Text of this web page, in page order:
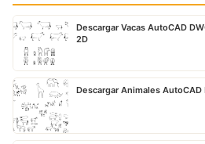
Descargar Vacas AutoCAD
2D
Descargar Animales AutoCAD